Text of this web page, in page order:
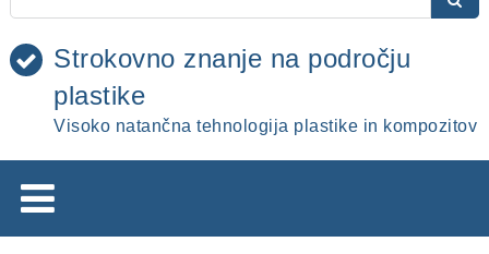
Strokovno znanje na področju
plastike
Visoko natančna tehnologija plastike in kompozitov